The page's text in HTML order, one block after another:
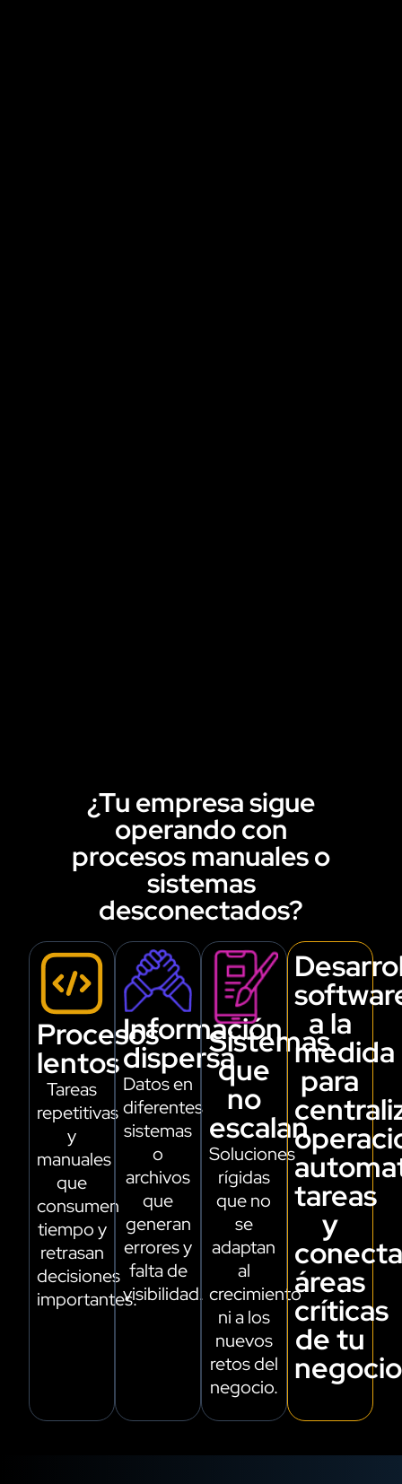
¿Tu empresa sigue
operando con
procesos manuales o
sistemas
desconectados?
Procesos
lentos
Tareas
repetitivas
y
manuales
que
consumen
tiempo y
retrasan
decisiones
importantes.
Información
dispersa
Datos en
diferentes
sistemas
o
archivos
que
generan
errores y
falta de
visibilidad.
Sistemas
que
no
escalan
Soluciones
rígidas
que no
se
adaptan
al
crecimiento
ni a los
nuevos
retos del
negocio.
a la
medida
para
tareas
y
áreas
críticas
de tu